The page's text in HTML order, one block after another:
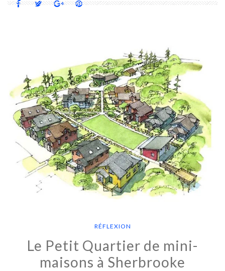
RÉFLEXION
Le Petit Quartier de mini-
maisons à Sherbrooke